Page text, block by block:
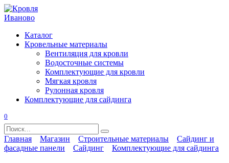
Перейти
к
Каталог
Кровельные материалы
Вентиляция для кровли
Водосточные системы
Комплектующие для кровли
Мягкая кровля
Рулонная кровля
Комплектующие для сайдинга
0
Search
for:
Главная Магазин Строительные материалы
Сайдинг и
фасадные панели
Сайдинг Комплектующие для сайдинга